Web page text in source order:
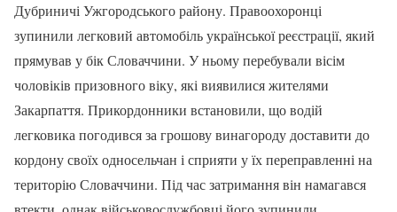
Дубриничі Ужгородського району. Правоохоронці
зупинили легковий автомобіль української реєстрації, який
прямував у бік Словаччини. У ньому перебували вісім
чоловіків призовного віку, які виявилися жителями
Закарпаття. Прикордонники встановили, що водій
легковика погодився за грошову винагороду доставити до
кордону своїх односельчан і сприяти у їх переправленні на
територію Словаччини. Під час затримання він намагався